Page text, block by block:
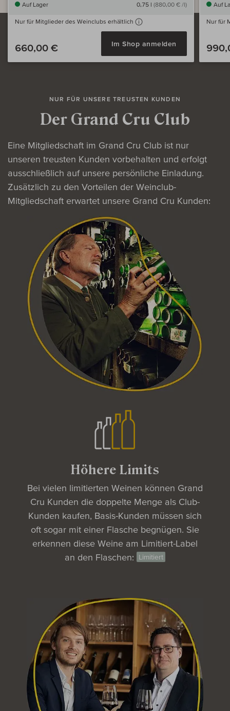
Auf Lager 0,75 l (880,00 € /l)
Nur für Mitglieder des Weinclubs erhältlich
660,00 € Im Shop anmelden
Auf
Nur für
NUR FÜR UNSERE TREUSTEN KUNDEN
Der Grand Cru Club
Eine Mitgliedschaft im Grand Cru Club ist nur
unseren treusten Kunden vorbehalten und erfolgt
ausschließlich auf unsere persönliche Einladung.
Zusätzlich zu den Vorteilen der Weinclub-
Mitgliedschaft erwartet unsere Grand Cru Kunden:
Höhere Limits
Bei vielen limitierten Weinen können Grand
Cru Kunden die doppelte Menge als Club-
Kunden kaufen, Basis-Kunden müssen sich
oft sogar mit einer Flasche begnügen. Sie
erkennen diese Weine am Limitiert-Label
an den Flaschen: Limitiert